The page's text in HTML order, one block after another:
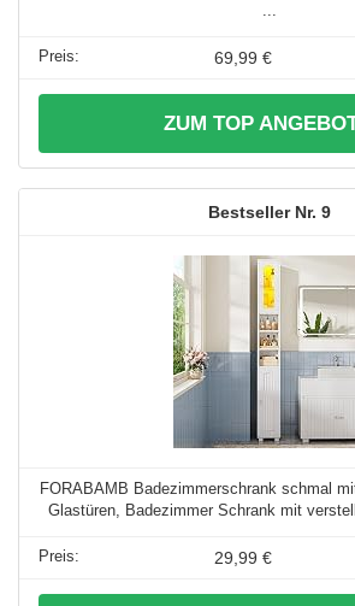
69,99 €
ZUM TOP
9
FORABAMB Badezimmerschrank schmal
Glastüren, Badezimmer Schrank mit
29,99 €